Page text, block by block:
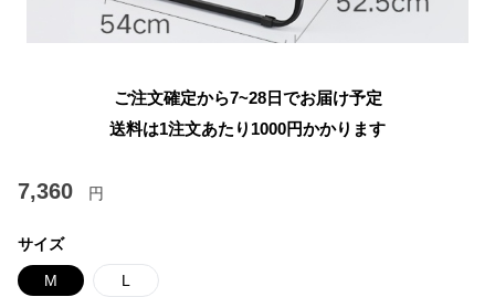
ご注文確定から7~28日でお届け予定
送料は1注文あたり 1000円かかります
7,360 円
サイズ
M L